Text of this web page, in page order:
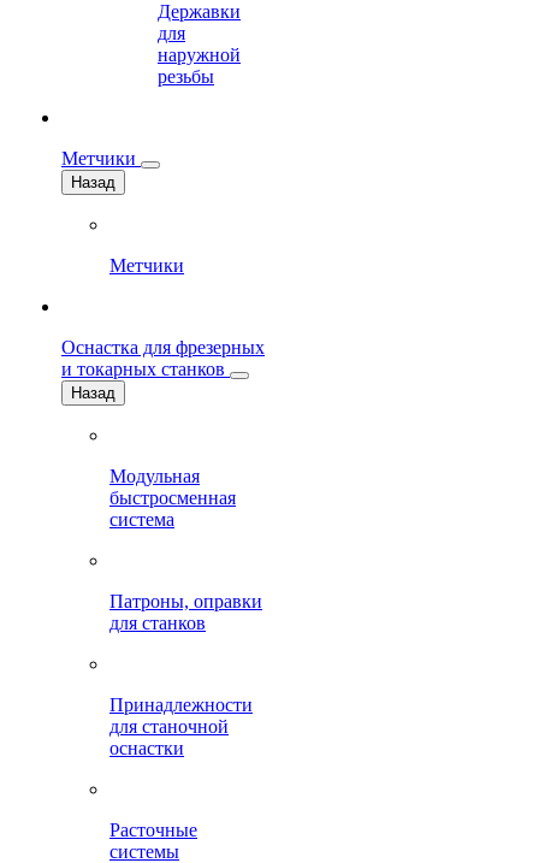
Державки
для
наружной
резьбы
Метчики
Назад
Метчики
Оснастка для фрезерных
и токарных станков
Назад
Модульная
быстросменная
система
Патроны, оправки
для станков
Принадлежности
для станочной
оснастки
Расточные
системы